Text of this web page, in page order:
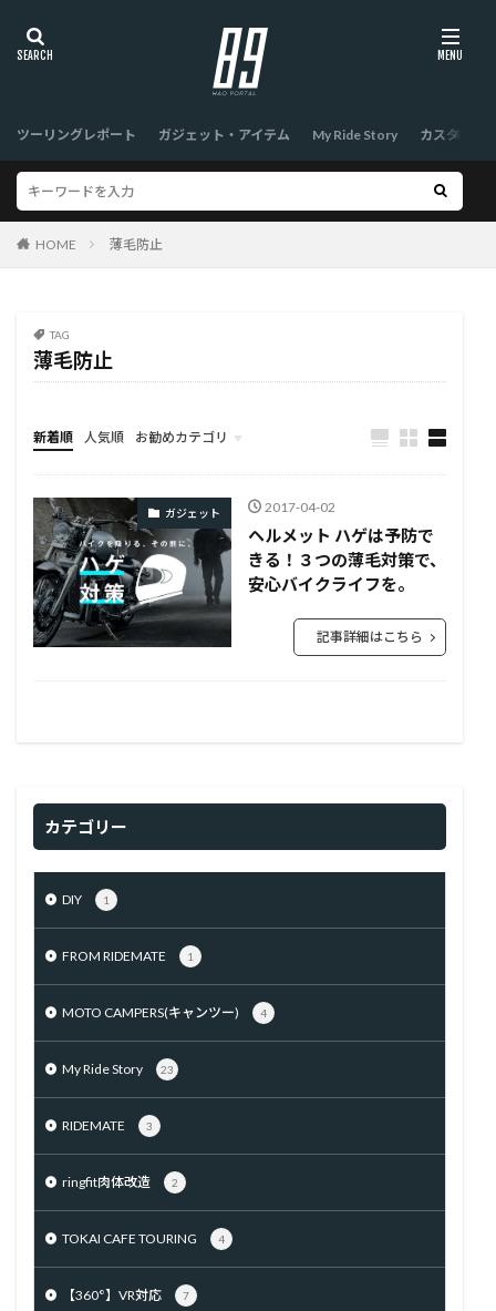
ツーリングレポート ガジェット・アイテム My Ride Story カスタム
HOME 薄毛防止
TAG
薄毛防止
新着順 人気順 お勧めカテゴリ
TOP
ガジェット 2017-04-02
ヘルメット ハゲは予防で
きる！３つの薄毛対策で、
安心バイクライフを。
記事詳細はこちら
カテゴリー
DIY 1
FROM RIDEMATE 1
MOTO CAMPERS(キャンツー) 4
My Ride Story 23
RIDEMATE 3
ringfit肉体改造 2
TOKAI CAFE TOURING 4
【360°】VR対応 7